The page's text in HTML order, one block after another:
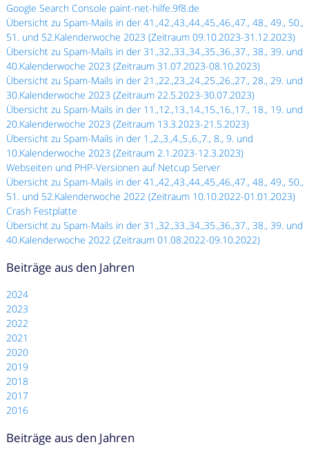
Google Search Console paint-net-hilfe.9f8.de
Übersicht zu Spam-Mails in der 41.,42.,43.,44.,45.,46.,47., 48., 49., 50.,
51. und 52.Kalenderwoche 2023 (Zeitraum 09.10.2023-31.12.2023)
Übersicht zu Spam-Mails in der 31.,32.,33.,34.,35.,36.,37., 38., 39. und
40.Kalenderwoche 2023 (Zeitraum 31.07.2023-08.10.2023)
Übersicht zu Spam-Mails in der 21.,22.,23.,24.,25.,26.,27., 28., 29. und
30.Kalenderwoche 2023 (Zeitraum 22.5.2023-30.07.2023)
Übersicht zu Spam-Mails in der 11.,12.,13.,14.,15.,16.,17., 18., 19. und
20.Kalenderwoche 2023 (Zeitraum 13.3.2023-21.5.2023)
Übersicht zu Spam-Mails in der 1.,2.,3.,4.,5.,6.,7., 8., 9. und
10.Kalenderwoche 2023 (Zeitraum 2.1.2023-12.3.2023)
Webseiten und PHP-Versionen auf Netcup Server
Übersicht zu Spam-Mails in der 41.,42.,43.,44.,45.,46.,47., 48., 49., 50.,
51. und 52.Kalenderwoche 2022 (Zeitraum 10.10.2022-01.01.2023)
Crash Festplatte
Übersicht zu Spam-Mails in der 31.,32.,33.,34.,35.,36.,37., 38., 39. und
40.Kalenderwoche 2022 (Zeitraum 01.08.2022-09.10.2022)
Beiträge aus den Jahren
2024
2023
2022
2021
2020
2019
2018
2017
2016
Beiträge aus den Jahren